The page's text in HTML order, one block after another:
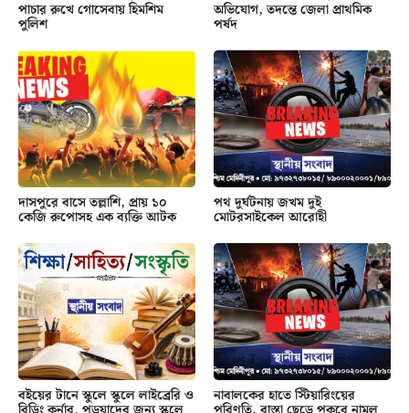
পাচার রুখে গোসেবায় হিমশিম
পুলিশ
অভিযোগ, তদন্তে জেলা প্রাথমিক
পর্ষদ
দাসপুরে বাসে তল্লাশি, প্রায় ১০
কেজি রুপোসহ এক ব্যক্তি আটক
পথ দুর্ঘটনায় জখম দুই
মোটরসাইকেল আরোহী
বইয়ের টানে স্কুলে স্কুলে লাইব্রেরি ও নাবালকের হাতে স্টিয়ারিংয়ের